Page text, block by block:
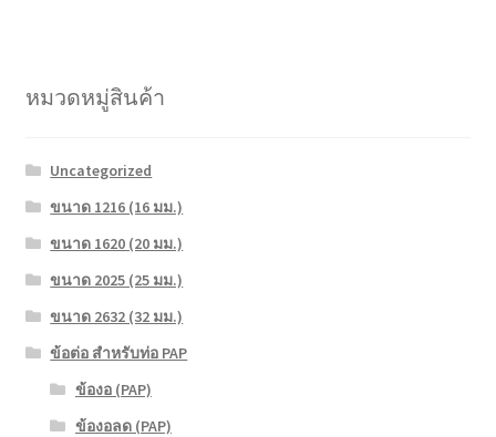
หมวดหมู่สินค้า
Uncategorized
ขนาด 1216 (16 มม.)
ขนาด 1620 (20 มม.)
ขนาด 2025 (25 มม.)
ขนาด 2632 (32 มม.)
ข้อต่อ สำหรับท่อ PAP
ข้องอ (PAP)
ข้องอลด (PAP)